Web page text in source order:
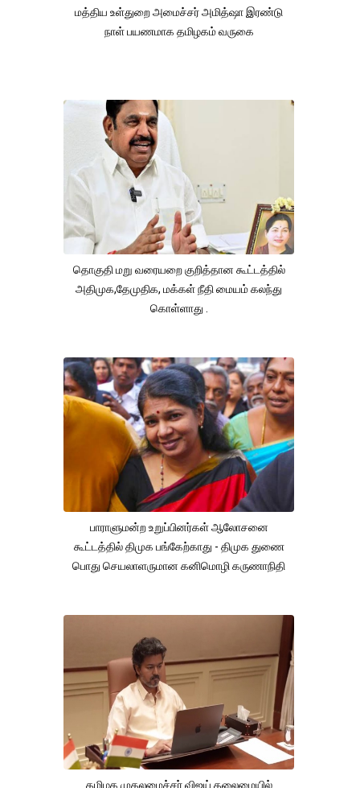
மத்திய உள்துறை அமைச்சர் அமித்ஷா இரண்டு
நாள் பயணமாக தமிழகம் வருகை
தொகுதி மறு வரையறை குறித்தான கூட்டத்தில்
அதிமுக,தேமுதிக, மக்கள் நீதி மையம் கலந்து
கொள்ளாது .
பாராளுமன்ற உறுப்பினர்கள் ஆலோசனை
கூட்டத்தில் திமுக பங்கேற்காது - திமுக துணை
பொது செயலாளருமான கனிமொழி கருணாநிதி
தமிழக முதலமைச்சர் விஜய் தலைமையில்